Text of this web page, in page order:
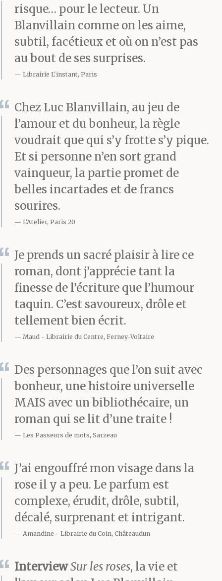
risque… pour le lecteur. Un
Blanvillain comme on les aime,
subtil, facétieux et où on n’est pas
au bout de ses surprises.
Librairie L'instant, Paris
Chez Luc Blanvillain, au jeu de
l’amour et du bonheur, la règle
voudrait que qui s’y frotte s’y pique.
Et si personne n’en sort grand
vainqueur, la partie promet de
belles incartades et de francs
sourires.
L'Atelier, Paris 20
Je prends un sacré plaisir à lire ce
roman, dont j’apprécie tant la
finesse de l’écriture que l’humour
taquin. C’est savoureux, drôle et
tellement bien écrit.
Maud Librairie du Centre, Ferney-Voltaire
Des personnages que l’on suit avec
bonheur, une histoire universelle
MAIS avec un bibliothécaire, un
roman qui se lit d’une traite !
Les Passeurs de mots, Sarzeau
J’ai engouffré mon visage dans la
rose il y a peu. Le parfum est
complexe, érudit, drôle, subtil,
décalé, surprenant et intrigant.
Amandine Librairie du Coin, Châteaudun
InterviewSur les roses, la vie et